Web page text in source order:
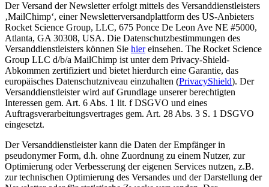
Der Versand der Newsletter erfolgt mittels des Versanddienstleisters
‚MailChimp‘, einer Newsletterversandplattform des US-Anbieters
Rocket Science Group, LLC, 675 Ponce De Leon Ave NE #5000,
Atlanta, GA 30308, USA. Die Datenschutzbestimmungen des
Versanddienstleisters können Sie hiereinsehen. The Rocket Science
Group LLC d/b/a MailChimp ist unter dem Privacy-Shield-
Abkommen zertifiziert und bietet hierdurch eine Garantie, das
europäisches Datenschutzniveau einzuhalten (PrivacyShield). Der
Versanddienstleister wird auf Grundlage unserer berechtigten
Interessen gem. Art. 6 Abs. 1 lit. f DSGVO und eines
Auftragsverarbeitungsvertrages gem. Art. 28 Abs. 3 S. 1 DSGVO
eingesetzt.
Der Versanddienstleister kann die Daten der Empfänger in
pseudonymer Form, d.h. ohne Zuordnung zu einem Nutzer, zur
Optimierung oder Verbesserung der eigenen Services nutzen, z.B.
zur technischen Optimierung des Versandes und der Darstellung der